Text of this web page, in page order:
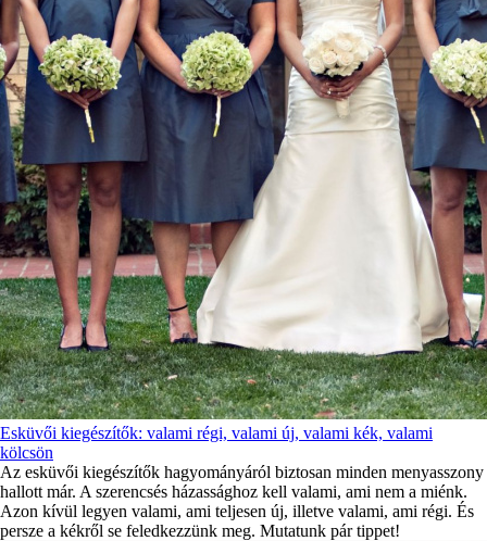
Esküvői kiegészítők: valami régi, valami új, valami kék, valami
kölcsön
Az esküvői kiegészítők hagyományáról biztosan minden menyasszony
hallott már. A szerencsés házassághoz kell valami, ami nem a miénk.
Azon kívül legyen valami, ami teljesen új, illetve valami, ami régi. És
persze a kékről se feledkezzünk meg. Mutatunk pár tippet!